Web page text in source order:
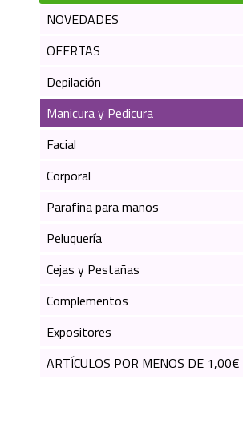
NOVEDADES
OFERTAS
Depilación
Manicura y Pedicura
Facial
Corporal
Parafina para manos
Peluquería
Cejas y Pestañas
Complementos
Expositores
ARTÍCULOS POR MENOS DE 1,00€